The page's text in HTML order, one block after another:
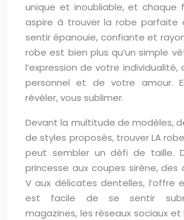
unique et inoubliable, et chaque
aspire à trouver la robe parfaite
sentir épanouie, confiante et
robe est bien plus qu’un simple
l’expression de votre
personnel et de votre amour.
révéler, vous sublimer.
Devant la multitude de modèles,
de styles proposés, trouver LA
peut sembler un défi de taille.
princesse aux coupes sirène, des
V aux délicates dentelles, l’offre
est facile de se sentir
magazines, les réseaux sociaux